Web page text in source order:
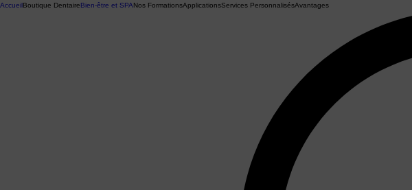
AccueilBoutique DentaireBien-être et SPANos FormationsApplicationsServices PersonnalisésAvantages